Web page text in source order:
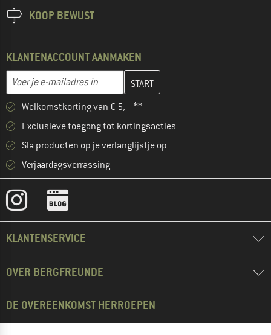
KOOP BEWUST
KLANTENACCOUNT AANMAKEN
E-mailadres
Vul je e-mailadres hier in en maak in de volgende stap je
Welkomstkorting van € 5,- **
Exclusieve toegang tot kortingsacties
Sla producten op je verlanglijstje op
Verjaardagsverrassing
KLANTENSERVICE
OVER BERGFREUNDE
DE OVEREENKOMST HERROEPEN